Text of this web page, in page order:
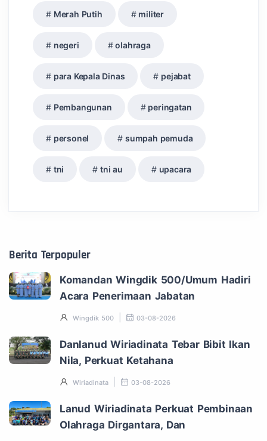
Merah Putih militer
negeri olahraga
para Kepala Dinas pejabat
Pembangunan peringatan
personel sumpah pemuda
tni tni au upacara
Berita Terpopuler
Komandan Wingdik 500/Umum Hadiri
Acara Penerimaan Jabatan
Wingdik 500 03-08-2026
Danlanud Wiriadinata Tebar Bibit Ikan
Nila, Perkuat Ketahana
Wiriadinata 03-08-2026
Lanud Wiriadinata Perkuat Pembinaan
Olahraga Dirgantara, Dan